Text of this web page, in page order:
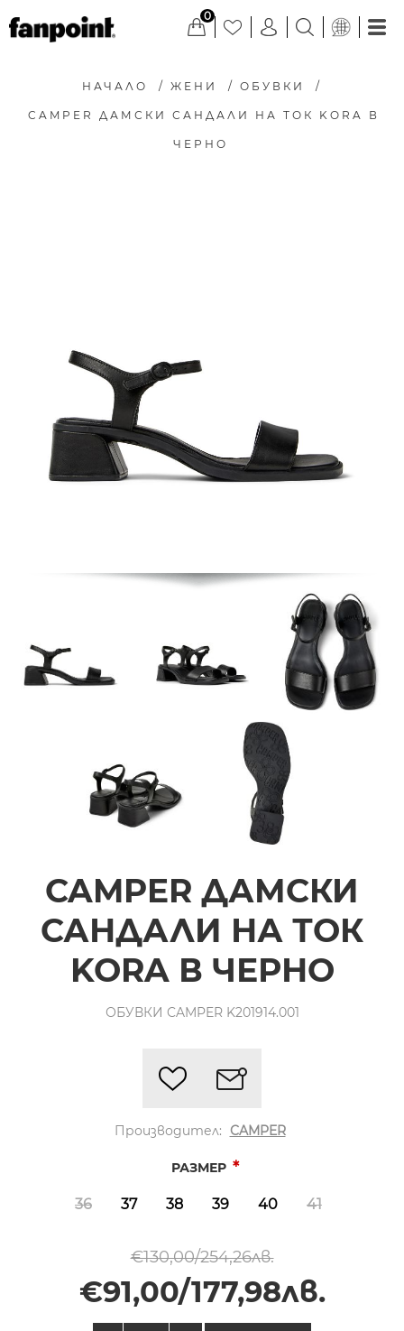
0
НАЧАЛО / ЖЕНИ / ОБУВКИ /
CAMPER ДАМСКИ САНДАЛИ НА ТОК KORA В
ЧЕРНО
CAMPER ДАМСКИ
САНДАЛИ НА ТОК
KORA В ЧЕРНО
ОБУВКИ CAMPER K201914.001
Производител: CAMPER
РАЗМЕР *
36 37 38 39 40 41
€130,00/254,26лв.
€91,00/177,98лв.